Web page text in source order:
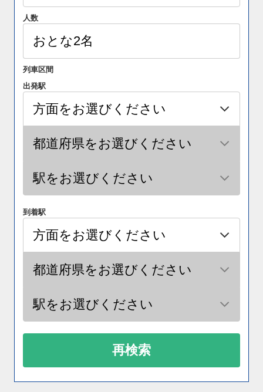
人数
列車区間
出発駅
到着駅
再検索